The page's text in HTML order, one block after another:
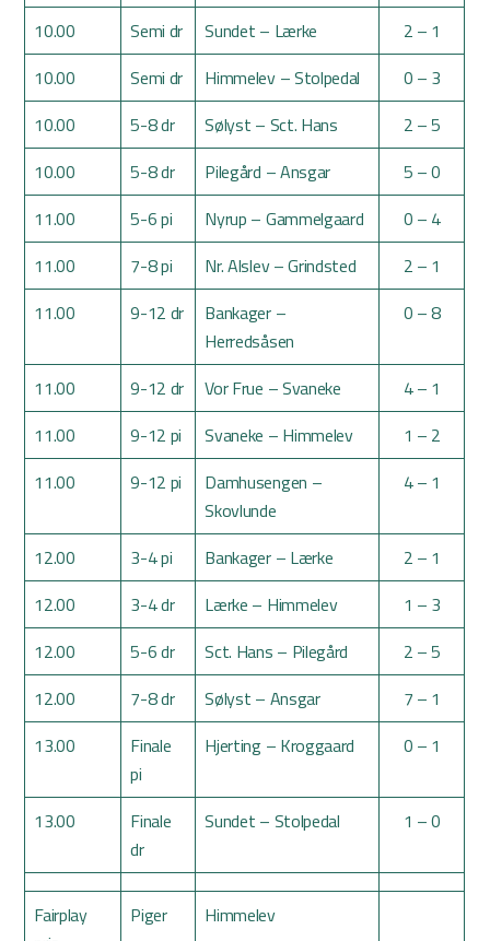
10.00
Semi dr Sundet – Lærke
2 – 1
10.00
Semi dr Himmelev – Stolpedal
0 – 3
10.00
5-8 dr Sølyst – Sct. Hans
2 – 5
10.00
5-8 dr Pilegård – Ansgar
5 – 0
11.00
5-6 pi Nyrup – Gammelgaard
0 – 4
11.00
7-8 pi Nr. Alslev – Grindsted
2 – 1
11.00
9-12 dr
Bankager –
Herredsåsen
0 – 8
11.00 9-12 dr Vor Frue – Svaneke
4 – 1
11.00
9-12 pi Svaneke – Himmelev
1 – 2
11.00
9-12 pi
Damhusengen –
Skovlunde
4 – 1
12.00 3-4 pi Bankager – Lærke
2 – 1
12.00
3-4 dr Lærke – Himmelev
1 – 3
12.00
5-6 dr Sct. Hans – Pilegård
2 – 5
12.00
7-8 dr Sølyst – Ansgar
7 – 1
13.00
Finale
pi
Hjerting – Kroggaard 0 – 1
13.00
Finale
dr
Sundet – Stolpedal 1 – 0
Fairplay
Piger Himmelev